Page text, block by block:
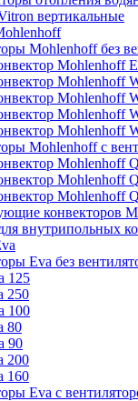
вертикальные
Mohlenhoff без
Mohlenhoff
Mohlenhoff
Mohlenhoff
Mohlenhoff
Mohlenhoff
Mohlenhoff с
Mohlenhoff
Mohlenhoff
Mohlenhoff
конвекторов
внутрипольных
Eva без
125
250
100
80
90
200
160
Eva с